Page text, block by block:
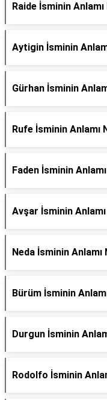
Raide İsminin
Aytigin İsminin
Gürhan İsminin
Rufe İsminin Anlamı
Faden İsminin
Avşar İsminin
Neda İsminin Anlamı
Bürüm İsminin
Durgun İsminin
Rodolfo İsminin